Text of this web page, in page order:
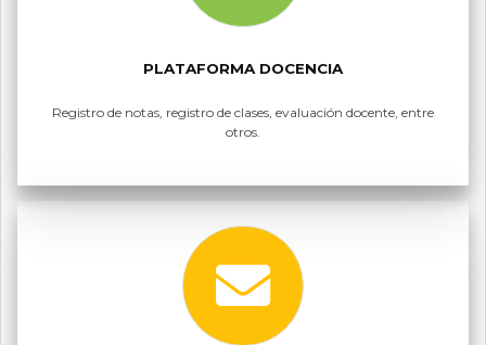
PLATAFORMA DOCENCIA
Registro de notas, registro de clases, evaluación docente, entre
otros.